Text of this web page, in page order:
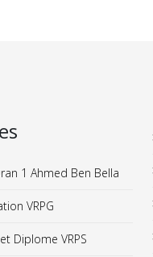
1 Ahmed Ben Bella
VRPG
Diplome VRPS